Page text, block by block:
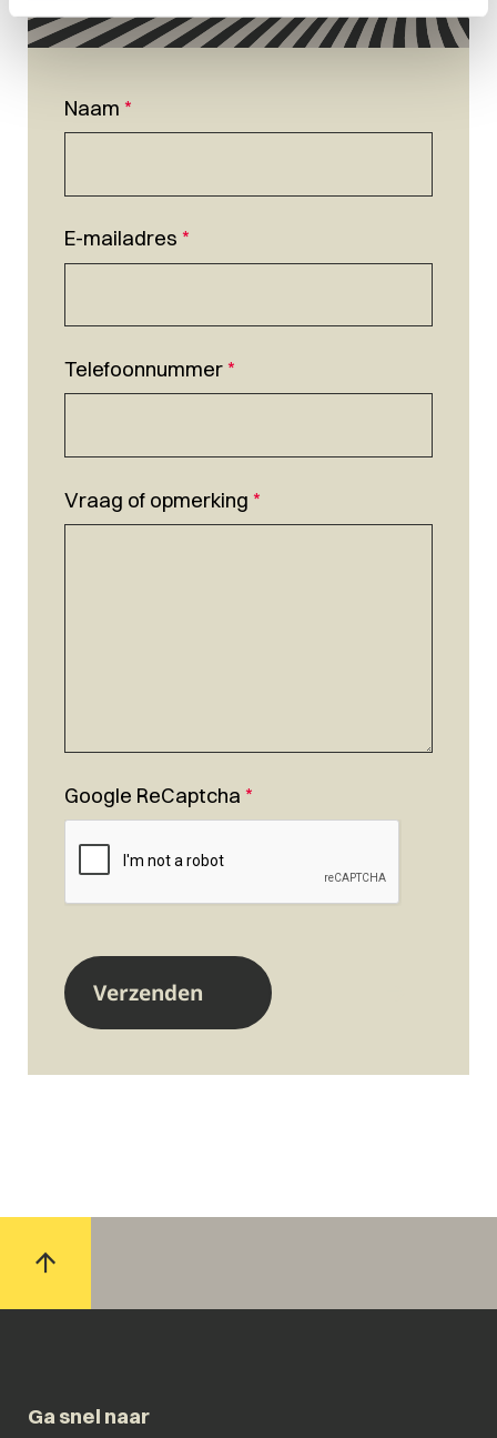
Naam *
E-mailadres *
Telefoonnummer*
Vraag of opmerking *
Google ReCaptcha *
Ga snel naar